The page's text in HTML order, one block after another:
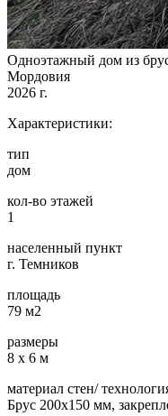
Одноэтажный дом из
Мордовия
2026 г.
Характеристики:
тип
дом
кол-во этажей
1
населенный пункт
г. Темников
площадь
79 м2
размеры
8 х 6 м
материал стен/
Брус 200х150 мм,